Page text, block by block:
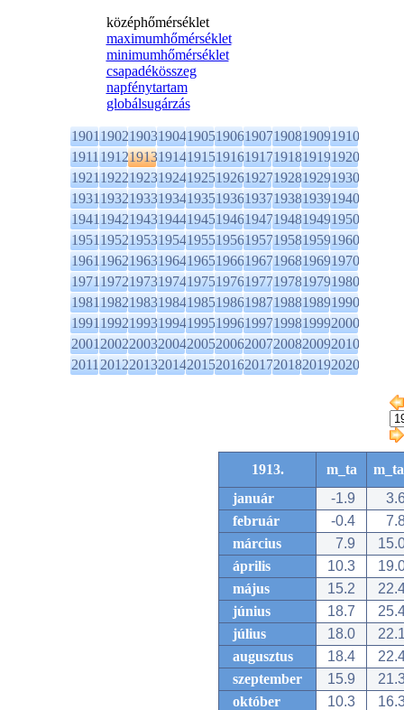
középhőmérséklet
maximumhőmérséklet
minimumhőmérséklet
csapadékösszeg
napfénytartam
globálsugárzás
1901190219031904190519061907190819091910
1911191219131914191519161917191819191920
1921192219231924192519261927192819291930
1931193219331934193519361937193819391940
1941194219431944194519461947194819491950
1951195219531954195519561957195819591960
1961196219631964196519661967196819691970
1971197219731974197519761977197819791980
1981198219831984198519861987198819891990
1991199219931994199519961997199819992000
2001200220032004200520062007200820092010
2011201220132014201520162017201820192020
1913. m_ta
január
-1.9
február
-0.4
március
7.9
április
10.3
május
15.2
június
18.7
július
18.0
augusztus
18.4
szeptember
15.9
október
10.3